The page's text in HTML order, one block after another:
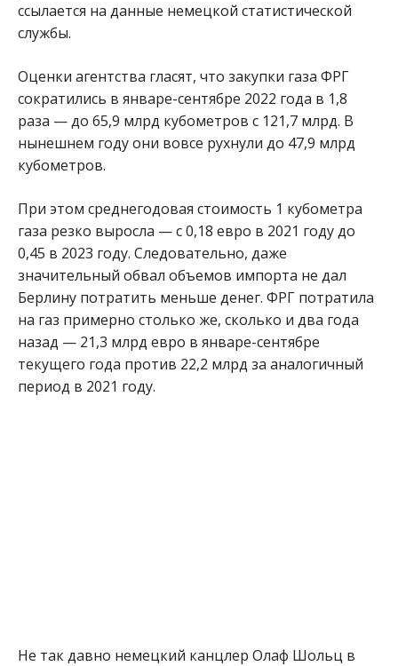
ссылается на данные немецкой статистической
службы.
Оценки агентства гласят, что закупки газа ФРГ
сократились в январе-сентябре 2022 года в 1,8
раза — до 65,9 млрд кубометров с 121,7 млрд. В
нынешнем году они вовсе рухнули до 47,9 млрд
кубометров.
При этом среднегодовая стоимость 1 кубометра
газа резко выросла — с 0,18 евро в 2021 году до
0,45 в 2023 году. Следовательно, даже
значительный обвал объемов импорта не дал
Берлину потратить меньше денег. ФРГ потратила
на газ примерно столько же, сколько и два года
назад — 21,3 млрд евро в январе-сентябре
текущего года против 22,2 млрд за аналогичный
период в 2021 году.
Не так давно немецкий канцлер Олаф Шольц в